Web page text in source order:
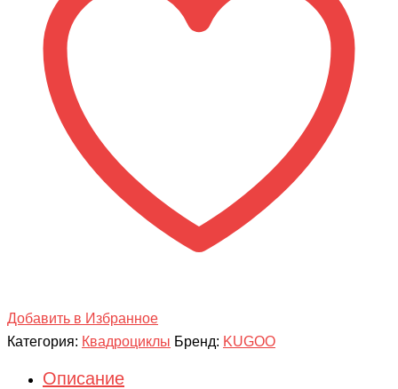
Добавить в Избранное
Категория: Квадроциклы Бренд: KUGOO
Описание